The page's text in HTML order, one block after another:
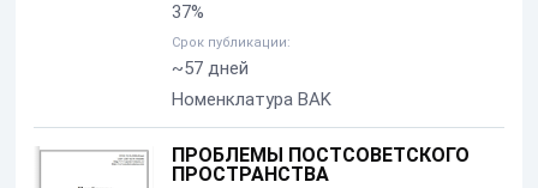
37%
Срок публикации:
~57 дней
Номенклатура BAK
ПРОБЛЕМЫ ПОСТСОВЕТСКОГО
ПРОСТРАНСТВА